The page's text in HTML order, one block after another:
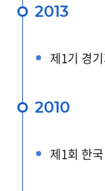
2013
제1기 경
2010
제1회 한